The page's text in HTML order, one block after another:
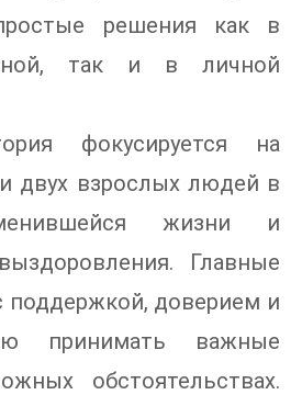
решения как в
так и в личной
фокусируется на
двух взрослых людей в
жизни и
Главные
поддержкой, доверием и
принимать важные
обстоятельствах.